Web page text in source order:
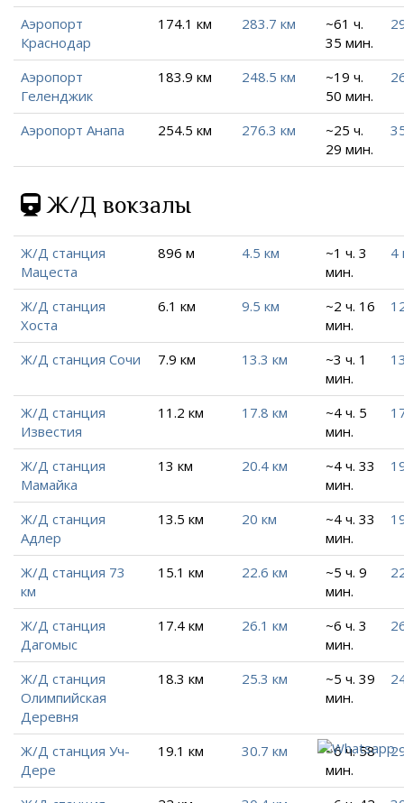
Аэропорт
Краснодар
174.1 км 283.7 км
~61 ч.
35 мин.
Аэропорт
Геленджик
183.9 км 248.5 км
~19 ч.
50 мин.
Аэропорт Анапа 254.5 км 276.3 км
~25 ч.
29 мин.
Ж/Д вокзалы
Ж/Д станция
Мацеста
896 м 4.5 км
~1 ч. 3
мин.
4
Ж/Д станция
Хоста
6.1 км 9.5 км
~2 ч. 16
мин.
Ж/Д станция Сочи 7.9 км 13.3 км
~3 ч. 1
мин.
Ж/Д станция
Известия
11.2 км 17.8 км
~4 ч. 5
мин.
Ж/Д станция
Мамайка
13 км 20.4 км
~4 ч. 33
мин.
Ж/Д станция
Адлер
13.5 км 20 км
~4 ч. 33
мин.
Ж/Д станция 73
км
15.1 км 22.6 км
~5 ч. 9
мин.
Ж/Д станция
Дагомыс
17.4 км 26.1 км
~6 ч. 3
мин.
Ж/Д станция
Олимпийская
Деревня
18.3 км 25.3 км
~5 ч. 39
мин.
Ж/Д станция Уч-
Дере
19.1 км 30.7 км
~6 ч. 58
мин.